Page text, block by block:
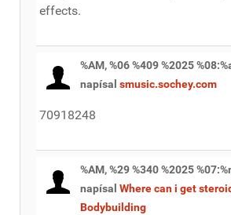
effects.
%AM, %06 %409 %2025
napísal smusic.sochey.com
70918248
%AM, %29 %340 %2025
napísal Where can i get
Bodybuilding